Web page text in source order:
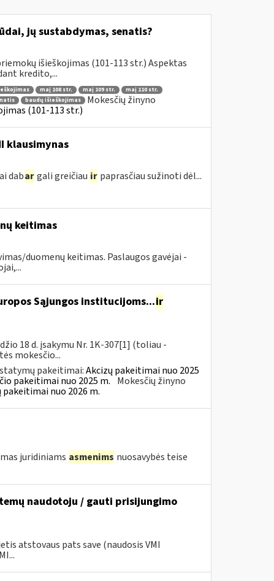
jų sustabdymas, senatis?
išieškojimas (101-113 str.) Aspektas
kredito,...
maį 108 str. maį 109 str.
maį 110 str.
baudų išieškojimas
Mokesčių žinyno
(101-113 str.)
klausimynas
dabar gali greičiau ir paprasčiau sužinoti dėl...
keitimas
duomenų keitimas. Paslaugos gavėjai -
Sąjungos institucijoms...ir
18 d. įsakymu Nr. 1K-307[1] (toliau -
mokesčio...
pakeitimai:Akcizų pakeitimai nuo 2025
pakeitimai nuo 2025 m. Mokesčių žinyno
nuo 2026 m.
juridiniams asmenims nuosavybės teise
naudotoju / gauti prisijungimo
atstovaus pats save (naudosis VMI